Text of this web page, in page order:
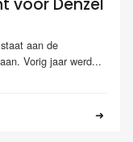
voor Denzel
aan de
Vorig jaar werd...